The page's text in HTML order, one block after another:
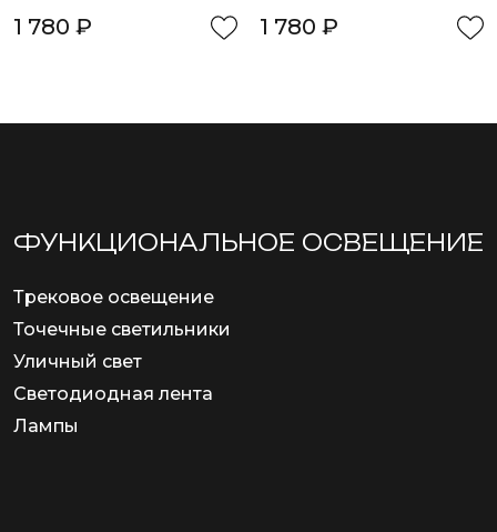
1 780 ₽ 1 780 ₽
ФУНКЦИОНА­ЛЬНОЕ ОСВЕЩЕНИЕ
Трековое освещение
Точечные светильники
Уличный свет
Светодиодная лента
Лампы